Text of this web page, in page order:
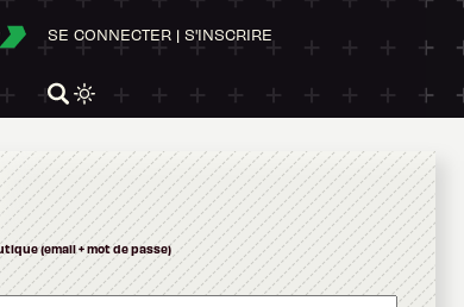
SE CONNECTER | S'INSCRIRE
(email + mot de passe)